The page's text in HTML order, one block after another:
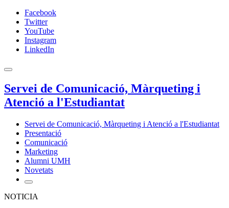
Facebook
Twitter
YouTube
Instagram
LinkedIn
Servei de Comunicació, Màrqueting i
Atenció a l'Estudiantat
Servei de Comunicació, Màrqueting i Atenció a l'Estudiantat
Presentació
Comunicació
Marketing
Alumni UMH
Novetats
NOTICIA